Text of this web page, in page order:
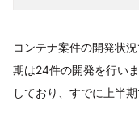
コンテナ案件の開発状
期は24件の開発を行い
しており、すでに上半